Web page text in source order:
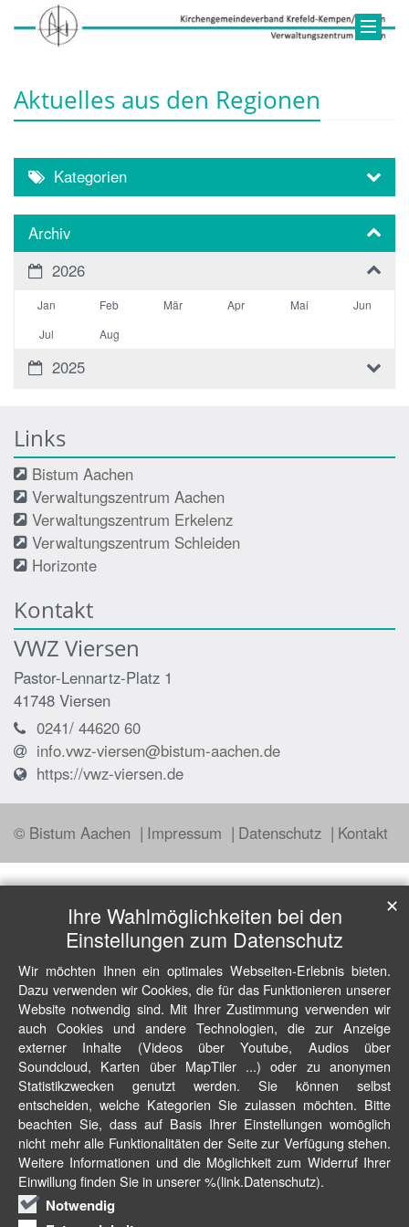
Aktuelles aus den Regionen
Kategorien
Archiv
2026
Jan Feb Mär Apr Mai
Jun
Jul
Aug
2025
Links
Bistum Aachen
Verwaltungszentrum Aachen
Verwaltungszentrum Erkelenz
Verwaltungszentrum Schleiden
Horizonte
Kontakt
VWZ Viersen
Pastor-Lennartz-Platz 1
41748 Viersen
0241/ 44620 60
info.vwz-viersen@bistum-aachen.de
https://vwz-viersen.de
© Bistum Aachen Impressum Datenschutz Kontakt
Ihre Wahlmöglichkeiten bei den
Einstellungen zum Datenschutz
Wir möchten Ihnen ein optimales Webseiten-Erlebnis bieten.
Dazu verwenden wir Cookies, die für das Funktionieren unserer
Website notwendig sind. Mit Ihrer Zustimmung verwenden wir
auch Cookies und andere Technologien, die zur Anzeige
externer Inhalte (Videos über Youtube, Audios über
Soundcloud, Karten über MapTiler ...) oder zu anonymen
Statistikzwecken genutzt werden. Sie können selbst
entscheiden, welche Kategorien Sie zulassen möchten. Bitte
beachten Sie, dass auf Basis Ihrer Einstellungen womöglich
nicht mehr alle Funktionalitäten der Seite zur Verfügung stehen.
Weitere Informationen und die Möglichkeit zum Widerruf Ihrer
Einwillung finden Sie in unserer %(link.Datenschutz).
Notwendig
✕